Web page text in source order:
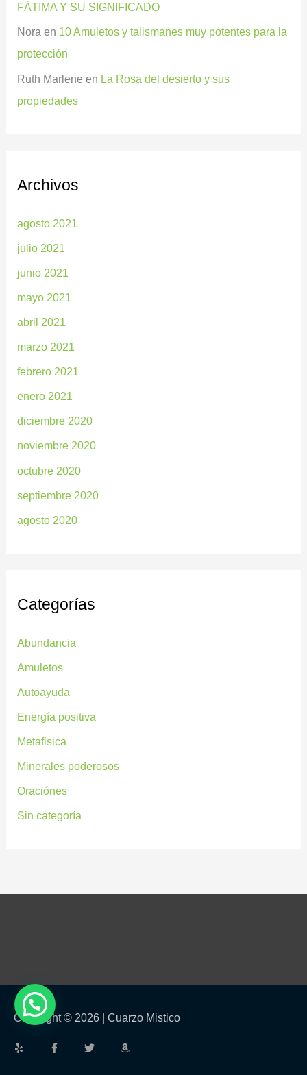
FÁTIMA Y SU SIGNIFICADO
Nora en 10 Amuletos y talismanes muy potentes para la
protección
Ruth Marlene en La Rosa del desierto y sus
propiedades
Archivos
agosto 2021
julio 2021
junio 2021
mayo 2021
abril 2021
marzo 2021
febrero 2021
enero 2021
diciembre 2020
noviembre 2020
octubre 2020
septiembre 2020
agosto 2020
Categorías
Abundancia
Amuletos
Autoayuda
Energía positiva
Metafisica
Minerales poderosos
Oraciónes
Sin categoría
Copyright © 2026 | Cuarzo Mistico